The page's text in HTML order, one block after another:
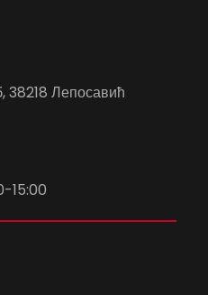
38218 Лепосавић
15:00